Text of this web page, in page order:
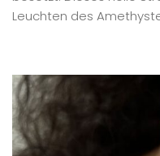
Leuchten des